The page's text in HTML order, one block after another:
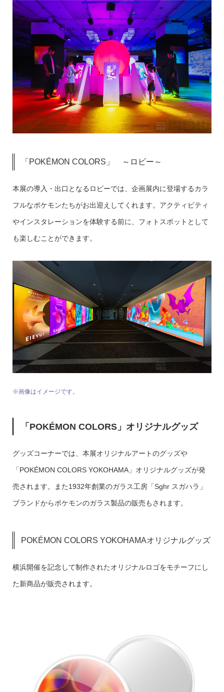
「POKÉMON COLORS」 ～ロビー～
本展の導入・出口となるロビーでは、企画展内に登場するカラ
フルなポケモンたちがお出迎えしてくれます。アクティビティ
やインスタレーションを体験する前に、フォトスポットとして
も楽しむことができます。
※画像はイメージです。
「POKÉMON COLORS」オリジナルグッズ
グッズコーナーでは、本展オリジナルアートのグッズや
「POKÉMON COLORS YOKOHAMA」オリジナルグッズが発
売されます。また1932年創業のガラス工房「Sghr スガハラ」
ブランドからポケモンのガラス製品の販売もされます。
POKÉMON COLORS YOKOHAMAオリジナルグッズ
横浜開催を記念して制作されたオリジナルロゴをモチーフにし
た新商品が販売されます。